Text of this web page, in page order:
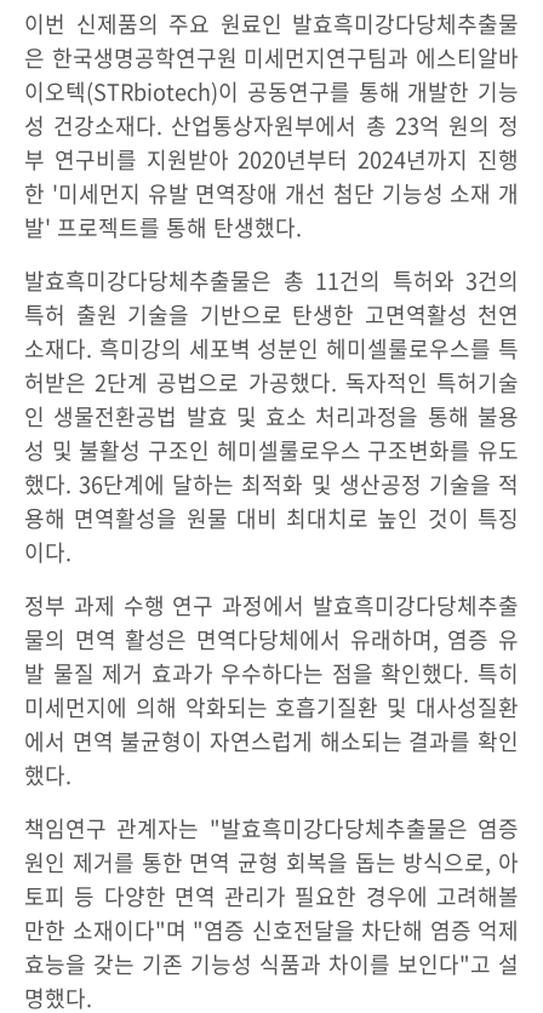
이번 신제품의 주요 원료인 발효흑미강다당체추출물
은 한국생명공학연구원 미세먼지연구팀과 에스티알바
이오텍(STRbiotech)이 공동연구를 통해 개발한 기능
성 건강소재다. 산업통상자원부에서 총 23억 원의 정
부 연구비를 지원받아 2020년부터 2024년까지 진행
한 '미세먼지 유발 면역장애 개선 첨단 기능성 소재 개
발' 프로젝트를 통해 탄생했다.
발효흑미강다당체추출물은 총 11건의 특허와 3건의
특허 출원 기술을 기반으로 탄생한 고면역활성 천연
소재다. 흑미강의 세포벽 성분인 헤미셀룰로우스를 특
허받은 2단계 공법으로 가공했다. 독자적인 특허기술
인 생물전환공법 발효 및 효소 처리과정을 통해 불용
성 및 불활성 구조인 헤미셀룰로우스 구조변화를 유도
했다. 36단계에 달하는 최적화 및 생산공정 기술을 적
용해 면역활성을 원물 대비 최대치로 높인 것이 특징
이다.
정부 과제 수행 연구 과정에서 발효흑미강다당체추출
물의 면역 활성은 면역다당체에서 유래하며, 염증 유
발 물질 제거 효과가 우수하다는 점을 확인했다. 특히
미세먼지에 의해 악화되는 호흡기질환 및 대사성질환
에서 면역 불균형이 자연스럽게 해소되는 결과를 확인
했다.
책임연구 관계자는 "발효흑미강다당체추출물은 염증
원인 제거를 통한 면역 균형 회복을 돕는 방식으로, 아
토피 등 다양한 면역 관리가 필요한 경우에 고려해볼
만한 소재이다"며 "염증 신호전달을 차단해 염증 억제
효능을 갖는 기존 기능성 식품과 차이를 보인다"고 설
명했다.